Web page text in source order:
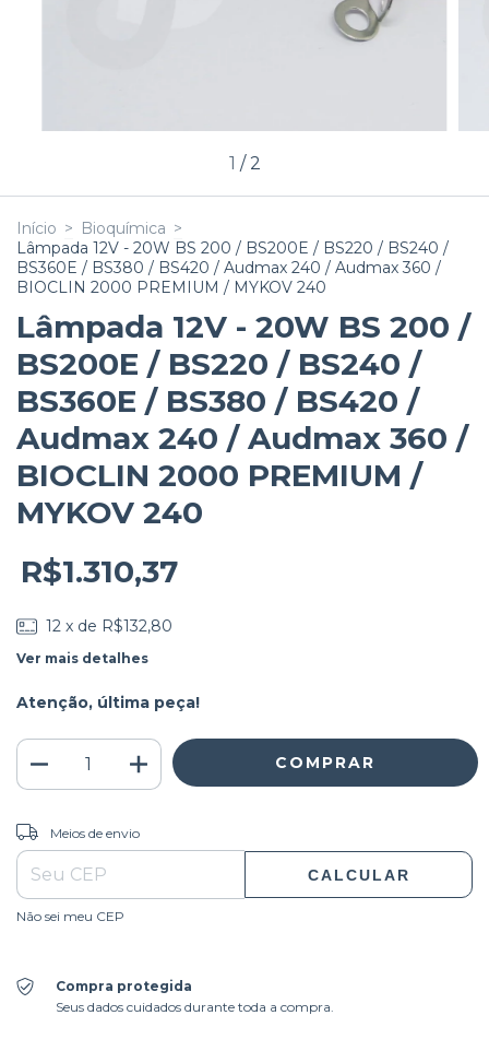
1 / 2
Início > Bioquímica >
Lâmpada 12V - 20W BS 200 / BS200E / BS220 / BS240 /
BS360E / BS380 / BS420 / Audmax 240 / Audmax 360 /
BIOCLIN 2000 PREMIUM / MYKOV 240
Lâmpada 12V - 20W BS 200 /
BS200E / BS220 / BS240 /
BS360E / BS380 / BS420 /
Audmax 240 / Audmax 360 /
BIOCLIN 2000 PREMIUM /
MYKOV 240
R$1.310,37
12 x de R$132,80
Ver mais detalhes
Atenção, última peça!
Entregas para o CEP:
Meios de envio
CALCULAR
Não sei meu CEP
Compra protegida
Seus dados cuidados durante toda a compra.